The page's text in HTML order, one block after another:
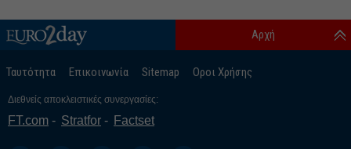
Ταυτότητα Επικοινωνία Sitemap Οροι Χρήσης
Αρχή
Διεθνείς αποκλειστικές συνεργασίες:
FT.com Stratfor Factset